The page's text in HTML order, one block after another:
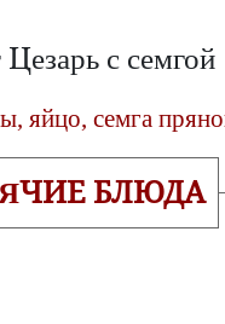
Цезарь с семгой
яйцо, семга
БЛЮДА